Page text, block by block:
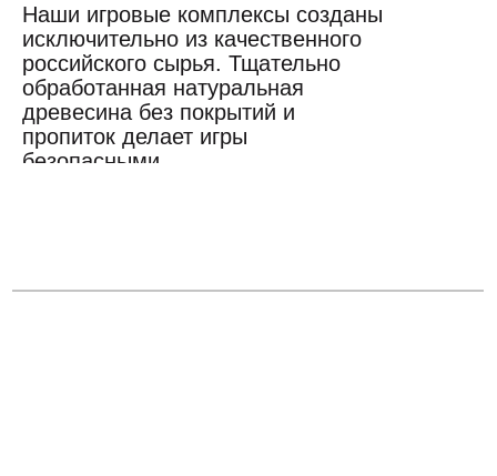
Наши игровые комплексы созданы
исключительно из качественного
российского сырья. Тщательно
обработанная натуральная
древесина без покрытий и
пропиток делает игры
безопасными.